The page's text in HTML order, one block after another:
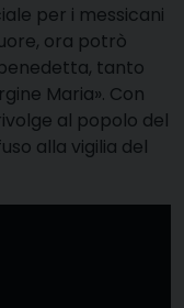
per i messicani
ora potrò
tanto
Maria». Con
al popolo del
alla vigilia del